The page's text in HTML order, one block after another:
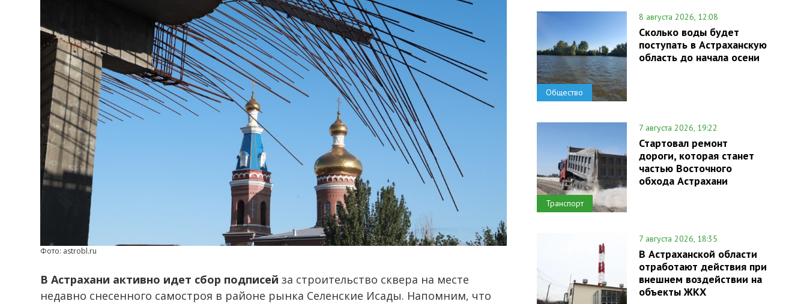
Фото: astrobl.ru
В Астрахани активно идет сбор подписей за строительство сквера на месте
недавно снесенного самостроя в районе рынка Селенские Исады. Напомним, что
Общество
8 августа 2026, 12:08
Сколько воды будет
поступать в Астраханскую
область до начала осени
Транспорт
7 августа 2026, 19:22
Стартовал ремонт
дороги, которая станет
частью Восточного
обхода Астрахани
7 августа 2026, 18:35
В Астраханской области
отработают действия при
внешнем воздействии на
объекты ЖКХ